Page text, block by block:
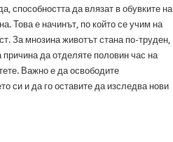
способността да влязат в обувките на
Това е начинът, по който се учим на
За мнозина животът стана по-труден,
да отделяте половин час на
Важно е да освободите
си и да го оставите да изследва нови